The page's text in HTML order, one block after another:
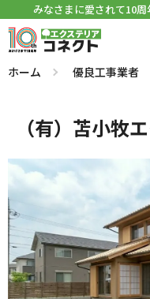
みなさまに愛されて10
ホーム 優良工事業者
（有）苫小牧